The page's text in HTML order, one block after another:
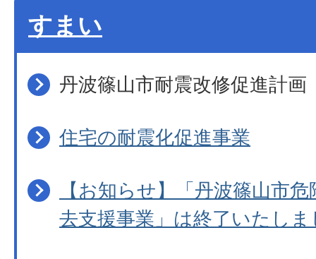
すまい
丹波篠山市耐震改修促進計画
住宅の耐震化促進事業
【お知らせ】「丹波篠山市
去支援事業」は終了いたし